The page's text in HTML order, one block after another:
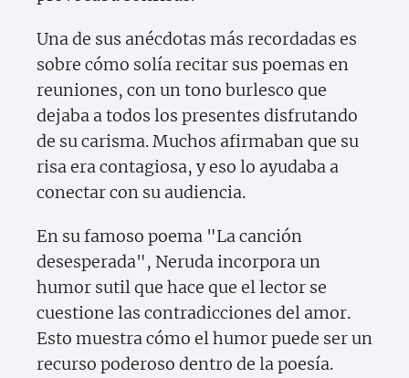
Una de sus anécdotas más recordadas es
sobre cómo solía recitar sus poemas en
reuniones, con un tono burlesco que
dejaba a todos los presentes disfrutando
de su carisma. Muchos afirmaban que su
risa era contagiosa, y eso lo ayudaba a
conectar con su audiencia.
En su famoso poema "La canción
desesperada", Neruda incorpora un
humor sutil que hace que el lector se
cuestione las contradicciones del amor.
Esto muestra cómo el humor puede ser un
recurso poderoso dentro de la poesía.